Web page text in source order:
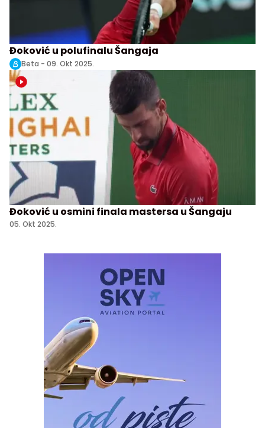
Đoković u polufinalu Šangaja
Beta - 09. Okt 2025.
Đoković u osmini finala mastersa u Šangaju
05. Okt 2025.